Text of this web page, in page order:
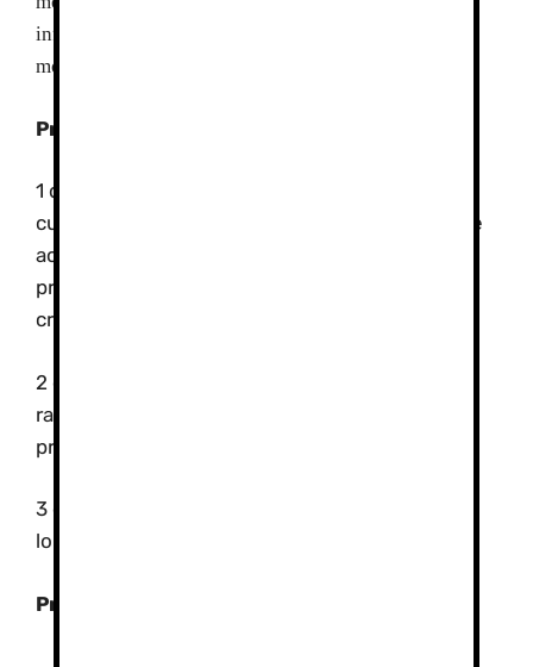
informaciones útiles (boletines aludes, rescate en
montaña, meteorología)…
Programa
1 día: Recepción del grupo, presentación del
curso y del equipo docente, teórica y talleres de
actividades (ruta con raquetas, aludes y
protocolos de seguridad, progresión con
crampones y piolet…)
2 día: teórica y talleres de actividades (ruta con
raquetas, aludes y protocolos de seguridad,
progresión con crampones y piolet…)
3 día: Ascensión al pico Veleta practicando todo
lo visto los días anteriores
Precios: